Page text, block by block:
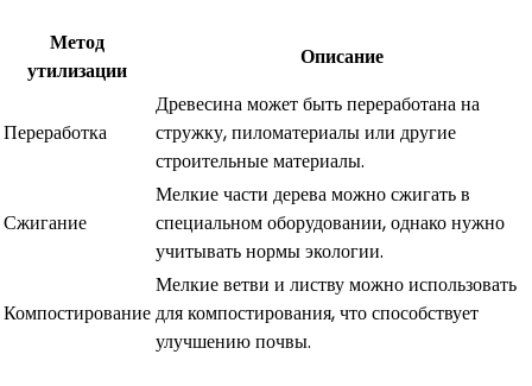
Метод
утилизации
Описание
Переработка
Древесина может быть переработана на
стружку, пиломатериалы или другие
строительные материалы.
Сжигание
Мелкие части дерева можно сжигать в
специальном оборудовании, однако нужно
учитывать нормы экологии.
Компостирование
Мелкие ветви и листву можно использовать
для компостирования, что способствует
улучшению почвы.